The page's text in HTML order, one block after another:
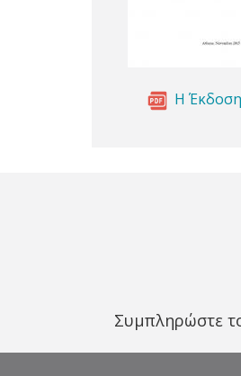
Η
Συμπληρώστε